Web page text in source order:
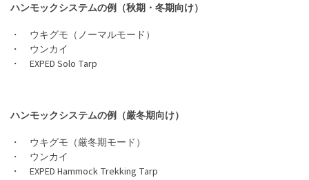
ハンモックシステムの例（秋期・冬期向け）
・ ウキグモ（ノーマルモード）
・ ウンカイ
・ EXPED Solo Tarp
ハンモックシステムの例（厳冬期向け）
・ ウキグモ（厳冬期モード）
・ ウンカイ
・ EXPED Hammock Trekking Tarp